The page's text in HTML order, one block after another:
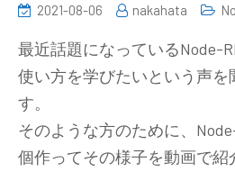
2021-08-06 nakahata
最近話題になっているNode-
使い方を学びたいという声を
す。
そのような方のために、
個作ってその様子を動画で紹